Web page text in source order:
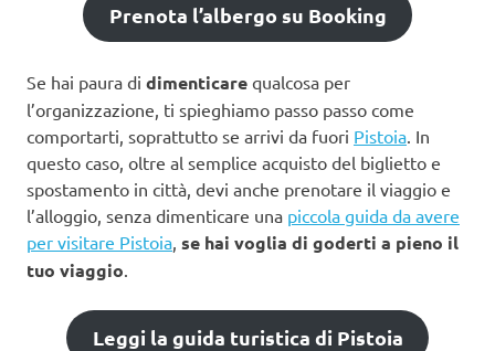
Prenota l’albergo su Booking
Se hai paura di dimenticare qualcosa per
l’organizzazione, ti spieghiamo passo passo come
comportarti, soprattutto se arrivi da fuori Pistoia. In
questo caso, oltre al semplice acquisto del biglietto e
spostamento in città, devi anche prenotare il viaggio e
l’alloggio, senza dimenticare una piccola guida da avere
per visitare Pistoia, se hai voglia di goderti a pieno il
tuo viaggio.
Leggi la guida turistica di Pistoia